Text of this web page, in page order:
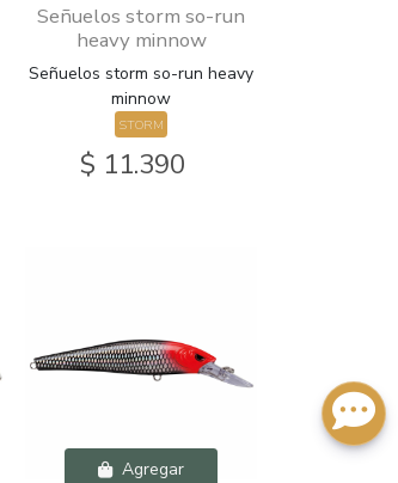
Señuelos storm so-run
heavy minnow
Señuelos storm so-run heavy
minnow
STORM
$ 11.390
Agregar